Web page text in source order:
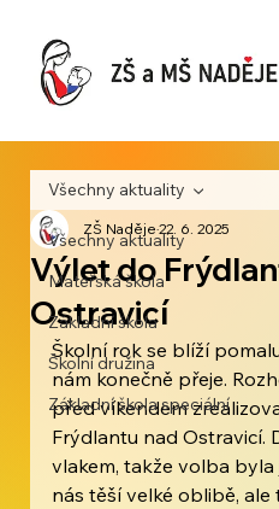
Všechny aktuality
Mateřská škola
Základní škola
Školní družina
Základní škola speciální
Všechny aktuality
Výlet do
Ostravicí
ZŠ Naděje22. 6. 2025
Školní rok se blíží
nám konečně přeje.
před víkendem
Frýdlantu nad Ostravicí.
vlakem, takže volba byla
nás těší velké oblibě,